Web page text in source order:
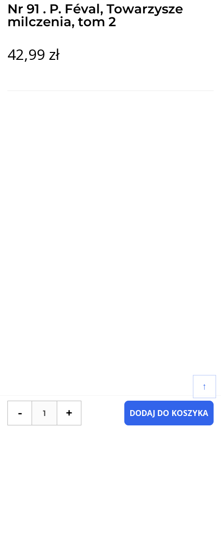
Nr 91 . P. Féval, Towarzysze
milczenia, tom 2
42,99 zł
- + DODAJ DO KOSZYKA
↑